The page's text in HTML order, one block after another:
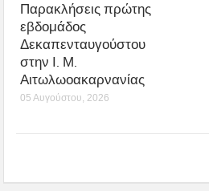
Παρακλήσεις πρώτης
εβδομάδος
Δεκαπενταυγούστου
στην Ι. Μ.
Αιτωλωοακαρνανίας
05 Αυγούστου, 2026